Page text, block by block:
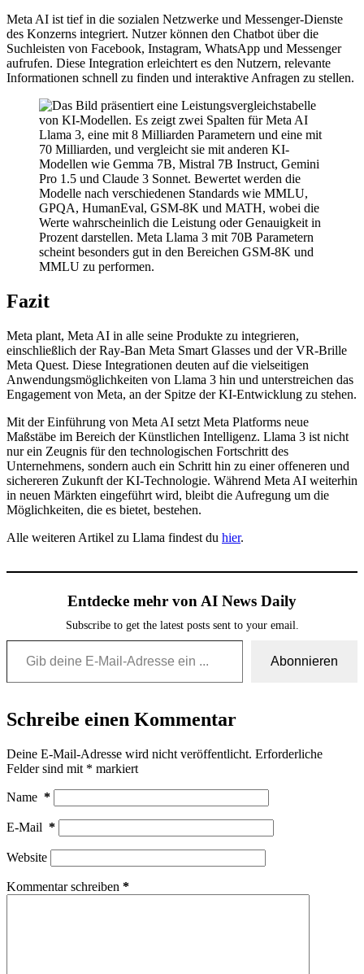
Meta AI ist tief in die sozialen Netzwerke und Messenger-Dienste
des Konzerns integriert. Nutzer können den Chatbot über die
Suchleisten von Facebook, Instagram, WhatsApp und Messenger
aufrufen. Diese Integration erleichtert es den Nutzern, relevante
Informationen schnell zu finden und interaktive Anfragen zu stellen.
Fazit
Meta plant, Meta AI in alle seine Produkte zu integrieren,
einschließlich der Ray-Ban Meta Smart Glasses und der VR-Brille
Meta Quest. Diese Integrationen deuten auf die vielseitigen
Anwendungsmöglichkeiten von Llama 3 hin und unterstreichen das
Engagement von Meta, an der Spitze der KI-Entwicklung zu stehen.
Mit der Einführung von Meta AI setzt Meta Platforms neue
Maßstäbe im Bereich der Künstlichen Intelligenz. Llama 3 ist nicht
nur ein Zeugnis für den technologischen Fortschritt des
Unternehmens, sondern auch ein Schritt hin zu einer offeneren und
sichereren Zukunft der KI-Technologie. Während Meta AI weiterhin
in neuen Märkten eingeführt wird, bleibt die Aufregung um die
Möglichkeiten, die es bietet, bestehen.
Alle weiteren Artikel zu Llama findest du hier.
Entdecke mehr von AI News Daily
Subscribe to get the latest posts sent to your email.
Gib deine E-Mail-Adresse ein ...
Abonnieren
Schreibe einen Kommentar
Deine E-Mail-Adresse wird nicht veröffentlicht. Erforderliche
Felder sind mit * markiert
Name *
E-Mail *
Website
Kommentar schreiben *